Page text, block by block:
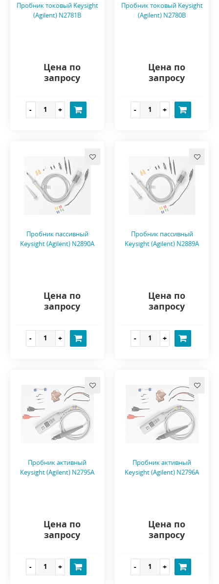
Пробник токовый Keysight
(Agilent) N2781B
Цена по
запросу
Пробник токовый Keysight
(Agilent) N2780B
Цена по
запросу
Пробник пассивный
Keysight (Agilent) N2890A
Цена по
запросу
Пробник пассивный
Keysight (Agilent) N2889A
Цена по
запросу
Пробник активный
Keysight (Agilent) N2795A
Цена по
запросу
Пробник активный
Keysight (Agilent) N2796A
Цена по
запросу